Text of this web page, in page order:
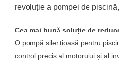
revoluție a pompei de
Cea mai bună soluție de
O pompă silențioasă pentru
control precis al motorului și al